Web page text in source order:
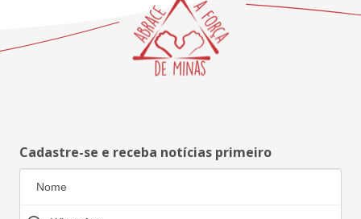
Cadastre-se e receba notícias primeiro